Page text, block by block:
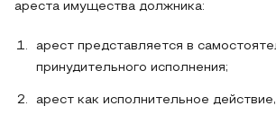
ареста имущества должника:
арест представляется в
принудительного исполнения;
арест как исполнительное